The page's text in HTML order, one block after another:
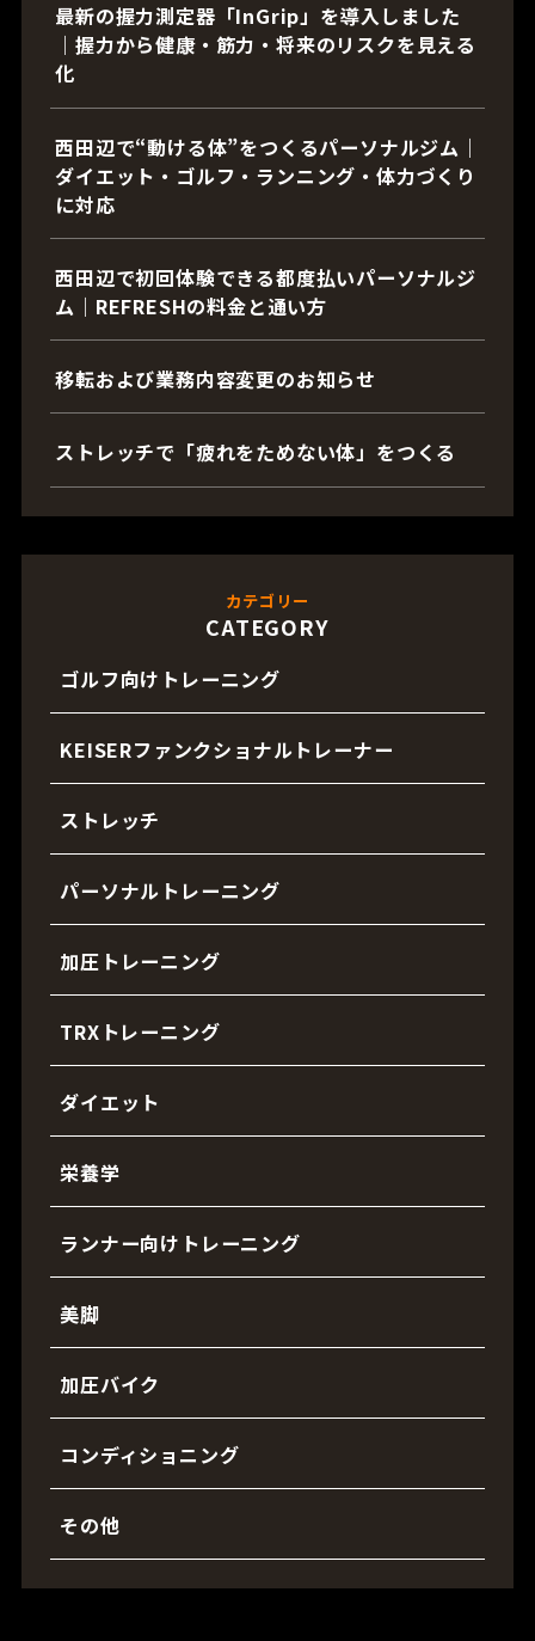
最新の握力測定器「InGrip」を導入しました
｜握力から健康・筋力・将来のリスクを見える
化
西田辺で“動ける体”をつくるパーソナルジム｜
ダイエット・ゴルフ・ランニング・体力づくり
に対応
西田辺で初回体験できる都度払いパーソナルジ
ム｜REFRESHの料金と通い方
移転および業務内容変更のお知らせ
ストレッチで「疲れをためない体」をつくる
カテゴリー
CATEGORY
ゴルフ向けトレーニング
KEISERファンクショナルトレーナー
ストレッチ
パーソナルトレーニング
加圧トレーニング
TRXトレーニング
ダイエット
栄養学
ランナー向けトレーニング
美脚
加圧バイク
コンディショニング
その他